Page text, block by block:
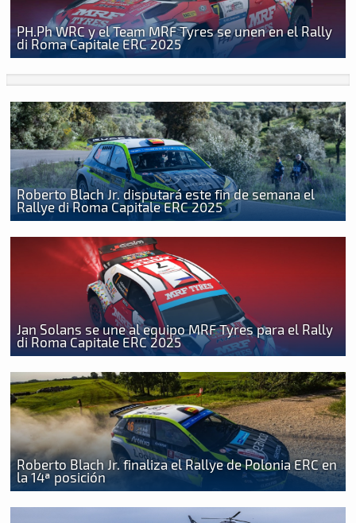
PH.Ph WRC y el Team MRF Tyres se unen en el Rally
di Roma Capitale ERC 2025
Roberto Blach Jr. disputará este fin de semana el
Rallye di Roma Capitale ERC 2025
Jan Solans se une al equipo MRF Tyres para el Rally
di Roma Capitale ERC 2025
Roberto Blach Jr. finaliza el Rallye de Polonia ERC en
la 14ª posición